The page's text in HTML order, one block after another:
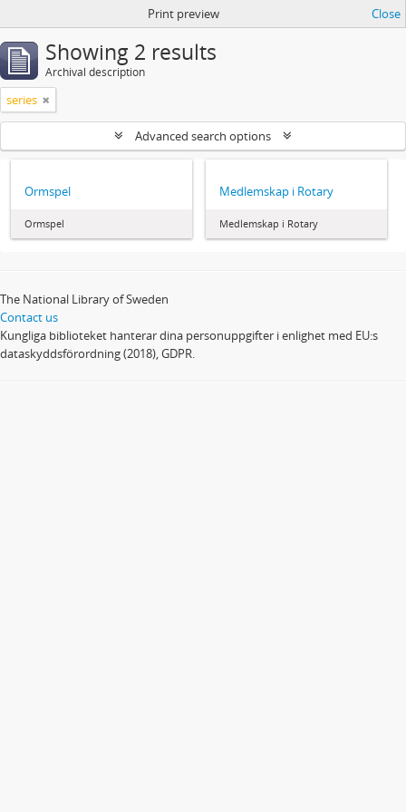
Print preview Close
Showing 2 results
Archival description
series
Advanced search options
Ormspel
Ormspel
Medlemskap i Rotary
Medlemskap i Rotary
The National Library of Sweden
Contact us
Kungliga biblioteket hanterar dina personuppgifter i enlighet med EU:s
dataskyddsförordning (2018), GDPR.